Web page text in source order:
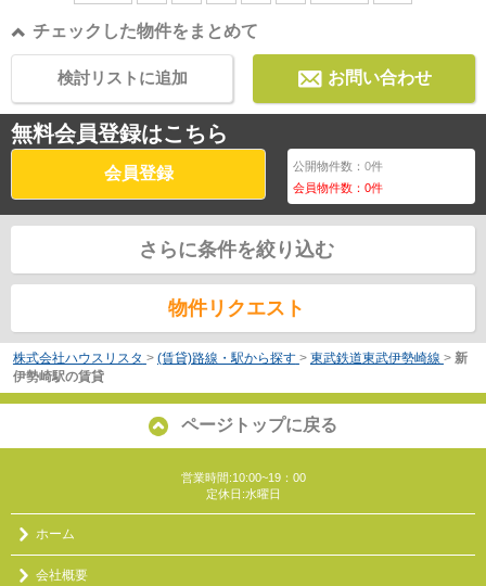
チェックした物件をまとめて
お問い合わせ
検討リストに追加
無料会員登録はこちら
会員登録 公開物件数：0件
会員物件数：0件
さらに条件を絞り込む
物件リクエスト
株式会社ハウスリスタ > (賃貸)路線・駅から探す > 東武鉄道東武伊勢崎線 > 新
伊勢崎駅の賃貸
ページトップに戻る
営業時間:10:00~19：00
定休日:水曜日
ホーム
会社概要